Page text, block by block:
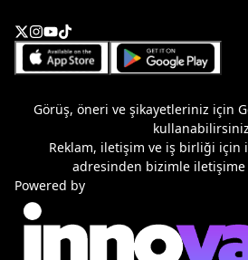
Görüş, öneri ve şikayetleriniz için
Reklam, iletişim ve iş birliği için
adresinden bizimle
Powered by